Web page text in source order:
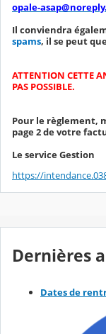
opale-
Il conviendra
spams, il se peut
ATTENTION CETTE
PAS POSSIBLE.
Pour le règlement,
page 2 de votre
Le service Gestion
https://
Dernières
Dates de